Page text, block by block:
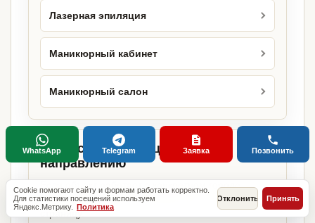
Лазерная эпиляция
Маникюрный кабинет
Маникюрный салон
Городские страницы по этому
направлению
Если объект работает в конкретном городе,
можно сразу открыть релевантную городскую
страницу.
Cookie помогают сайту и формам работать корректно.
Для статистики посещений используем
Яндекс.Метрику. Политика
Отклонить Принять
WhatsApp Telegram Заявка Позвонить